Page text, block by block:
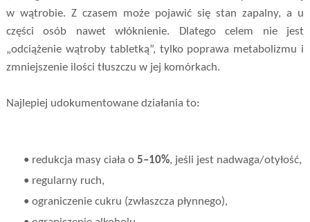
w wątrobie. Z czasem może pojawić się stan zapalny, a u
części osób nawet włóknienie. Dlatego celem nie jest
„odciążenie wątroby tabletką”, tylko poprawa metabolizmu i
zmniejszenie ilości tłuszczu w jej komórkach.
Najlepiej udokumentowane działania to:
• redukcja masy ciała o5–10%, jeśli jest nadwaga/otyłość,
• regularny ruch,
• ograniczenie cukru (zwłaszcza płynnego),